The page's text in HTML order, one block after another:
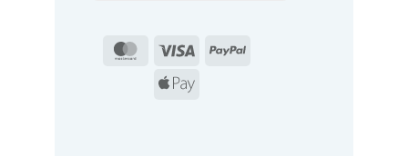
MasterCard
Visa
PayPal
Apple